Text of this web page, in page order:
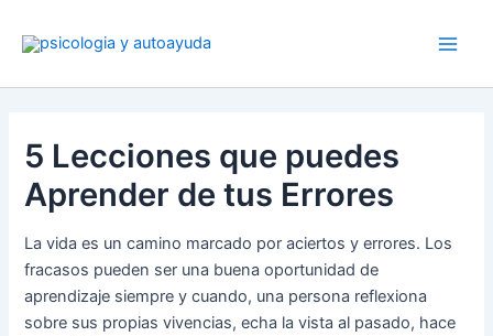
5 Lecciones que puedes
Aprender de tus Errores
La vida es un camino marcado por aciertos y errores. Los
fracasos pueden ser una buena oportunidad de
aprendizaje siempre y cuando, una persona reflexiona
sobre sus propias vivencias, echa la vista al pasado, hace